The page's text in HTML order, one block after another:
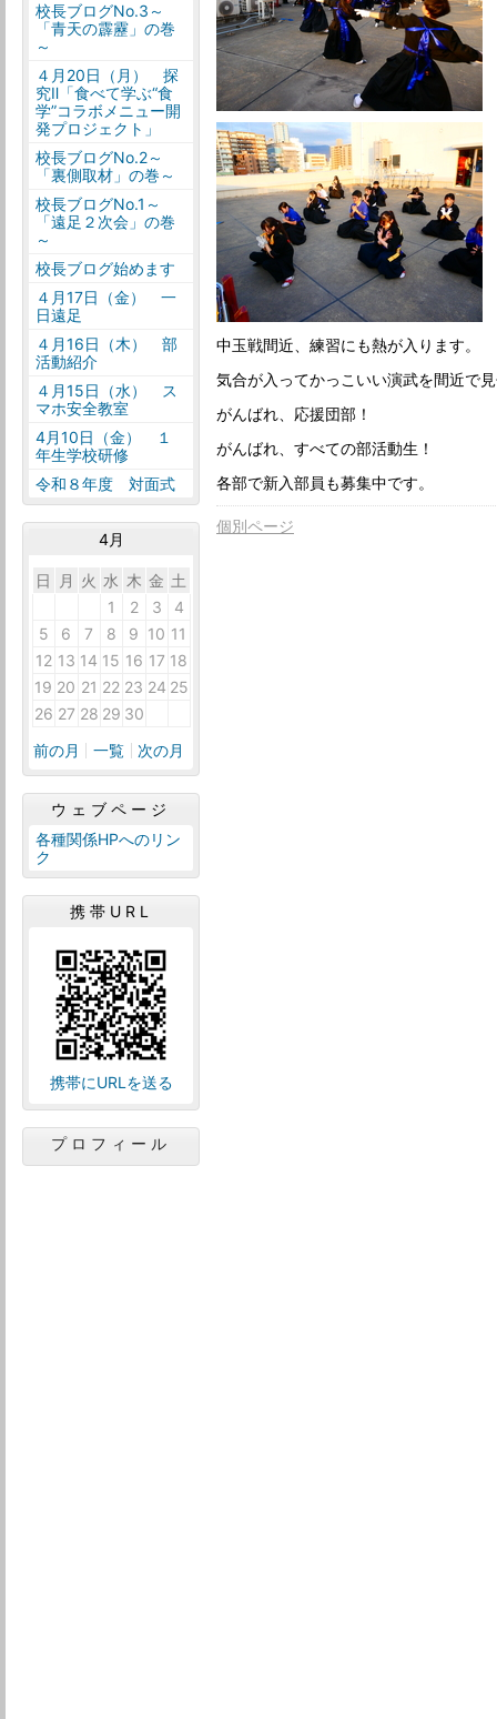
中玉戦間近、練習にも熱が入ります。
気合が入ってかっこいい演武を間近で
がんばれ、応援団部！
がんばれ、すべての部活動生！
各部で新入部員も募集中です。
個別ページ
校長ブログNo.3～
「青天の霹靂」の巻
～
４月20日（月） 探
究Ⅱ「食べて学ぶ“食
学”コラボメニュー開
発プロジェクト」
校長ブログNo.2～
「裏側取材」の巻～
校長ブログNo.1～
「遠足２次会」の巻
～
校長ブログ始めます
４月17日（金） 一
日遠足
４月16日（木） 部
活動紹介
４月15日（水） ス
マホ安全教室
4月10日（金） １
年生学校研修
令和８年度 対面式
4月
日 月 火 水 木 金 土
1 2 3
4
5
6 7 8 9 10 11
12 13 14 15 16 17 18
19 20 21 22 23 24 25
26 27 28 29 30
前の月
一覧 次の月
ウェブページ
各種関係HPへのリン
ク
携帯URL
携帯にURLを送る
プロフィール